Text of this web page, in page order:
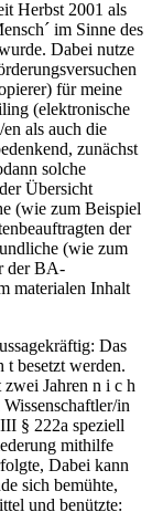
Herbst 2001 als
im Sinne des
Dabei nutze
für meine
(elektronische
als auch die
zunächst
solche
Übersicht
(wie zum Beispiel
der
(wie zum
der BA-
materialen Inhalt
Das
t besetzt werden.
Jahren n i c h
in
§ 222a speziell
mithilfe
Dabei kann
sich bemühte,
und benützte: